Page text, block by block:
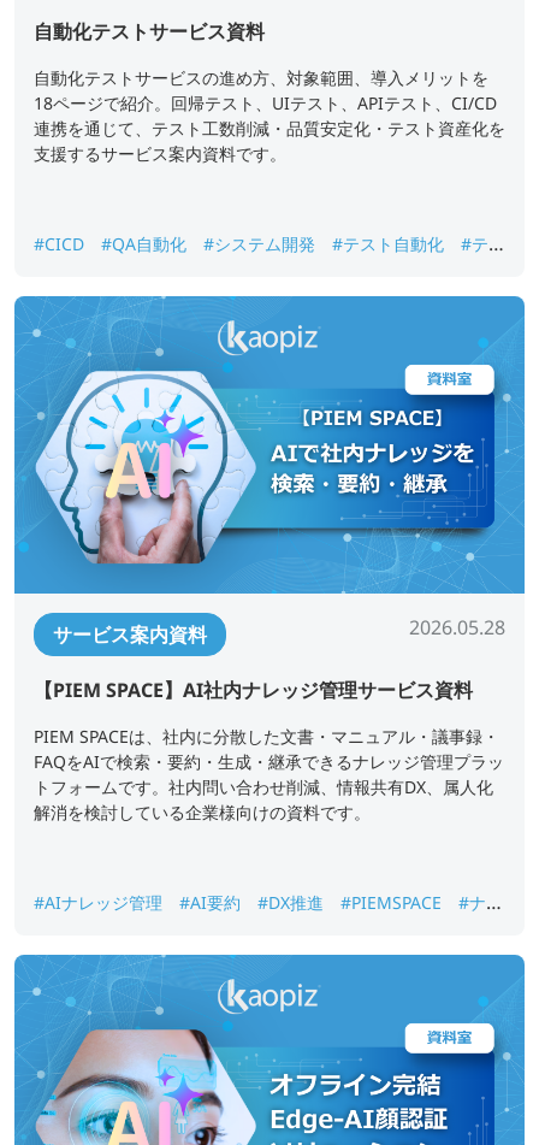
自動化テストサービス資料
自動化テストサービスの進め方、対象範囲、導入メリットを
18ページで紹介。回帰テスト、UIテスト、APIテスト、CI/CD
連携を通じて、テスト工数削減・品質安定化・テスト資産化を
支援するサービス案内資料です。
#CICD #QA自動化 #システム開発 #テスト自動化
#テス
サービス案内資料 2026.05.28
【PIEM SPACE】AI社内ナレッジ管理サービス資料
PIEM SPACEは、社内に分散した文書・マニュアル・議事録・
FAQをAIで検索・要約・生成・継承できるナレッジ管理プラッ
トフォームです。社内問い合わせ削減、情報共有DX、属人化
解消を検討している企業様向けの資料です。
#AIナレッジ管理 #AI要約 #DX推進 #PIEMSPACE
#ナレ